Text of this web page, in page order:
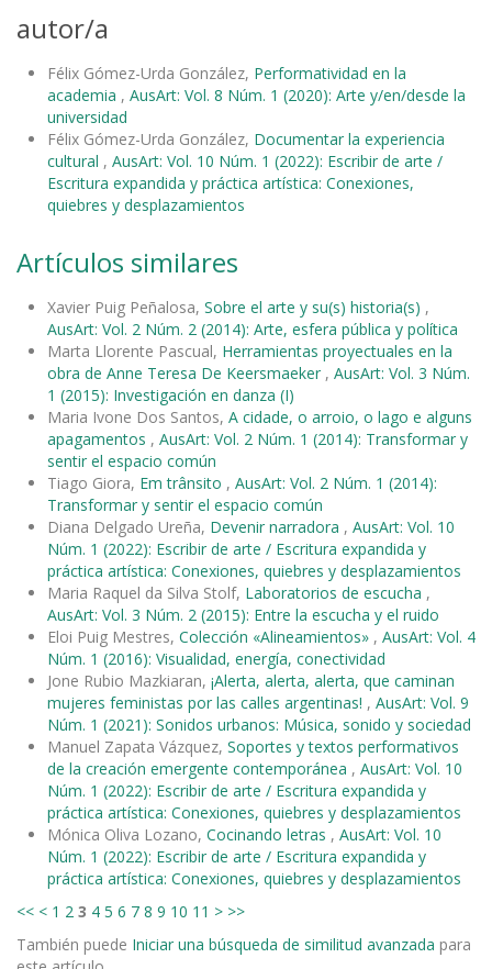
autor/a
Félix Gómez-Urda González, Performatividad en la
academia , AusArt: Vol. 8 Núm. 1 (2020): Arte y/en/desde la
universidad
Félix Gómez-Urda González, Documentar la experiencia
cultural , AusArt: Vol. 10 Núm. 1 (2022): Escribir de arte /
Escritura expandida y práctica artística: Conexiones,
quiebres y desplazamientos
Artículos similares
Xavier Puig Peñalosa, Sobre el arte y su(s) historia(s) ,
AusArt: Vol. 2 Núm. 2 (2014): Arte, esfera pública y política
Marta Llorente Pascual, Herramientas proyectuales en la
obra de Anne Teresa De Keersmaeker , AusArt: Vol. 3 Núm.
1 (2015): Investigación en danza (I)
Maria Ivone Dos Santos, A cidade, o arroio, o lago e alguns
apagamentos , AusArt: Vol. 2 Núm. 1 (2014): Transformar y
sentir el espacio común
Tiago Giora, Em trânsito , AusArt: Vol. 2 Núm. 1 (2014):
Transformar y sentir el espacio común
Diana Delgado Ureña, Devenir narradora , AusArt: Vol. 10
Núm. 1 (2022): Escribir de arte / Escritura expandida y
práctica artística: Conexiones, quiebres y desplazamientos
Maria Raquel da Silva Stolf, Laboratorios de escucha ,
AusArt: Vol. 3 Núm. 2 (2015): Entre la escucha y el ruido
Eloi Puig Mestres, Colección «Alineamientos» , AusArt: Vol. 4
Núm. 1 (2016): Visualidad, energía, conectividad
Jone Rubio Mazkiaran, ¡Alerta, alerta, alerta, que caminan
mujeres feministas por las calles argentinas! , AusArt: Vol. 9
Núm. 1 (2021): Sonidos urbanos: Música, sonido y sociedad
Manuel Zapata Vázquez, Soportes y textos performativos
de la creación emergente contemporánea , AusArt: Vol. 10
Núm. 1 (2022): Escribir de arte / Escritura expandida y
práctica artística: Conexiones, quiebres y desplazamientos
Mónica Oliva Lozano, Cocinando letras , AusArt: Vol. 10
Núm. 1 (2022): Escribir de arte / Escritura expandida y
práctica artística: Conexiones, quiebres y desplazamientos
<< < 1 2 3 4 5 6 7 8 9 10 11 > >>
También puede Iniciar una búsqueda de similitud avanzada para